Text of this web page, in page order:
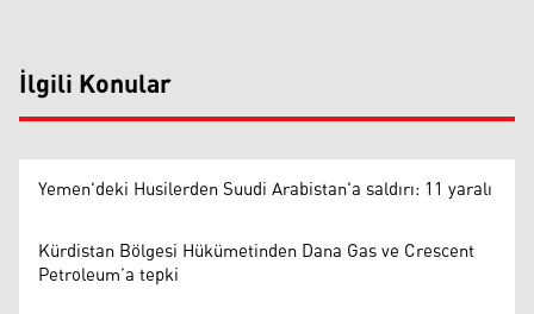
İlgili Konular
Yemen'deki Husilerden Suudi Arabistan'a saldırı: 11 yaralı
Kürdistan Bölgesi Hükümetinden Dana Gas ve Crescent
Petroleum’a tepki